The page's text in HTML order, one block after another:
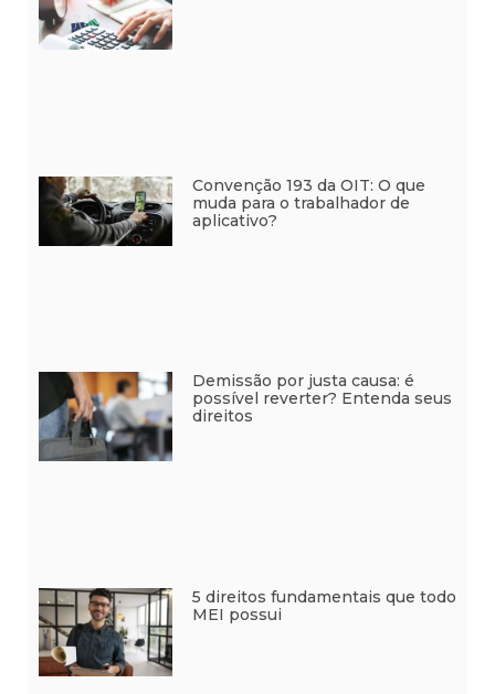
Convenção 193 da OIT: O que
muda para o trabalhador de
aplicativo?
Demissão por justa causa: é
possível reverter? Entenda seus
direitos
5 direitos fundamentais que todo
MEI possui